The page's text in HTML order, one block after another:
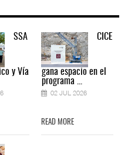
SSA
y Vía
CICE
gana espacio en el
programa ...
02 JUL 2026
READ MORE